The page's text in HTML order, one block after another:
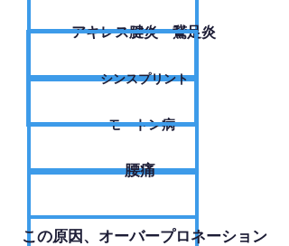
アキレス腱炎・鵞足炎
シンスプリント
モートン病
腰痛
​この原因、オーバープロネーション